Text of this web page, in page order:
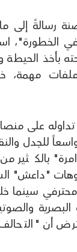
رسالةً إلى
في الخطورة"،
بأخذ الحيطة
مهمة،
على
للجدل
بالكثير
"داعش"
سينما
البصرية
أن